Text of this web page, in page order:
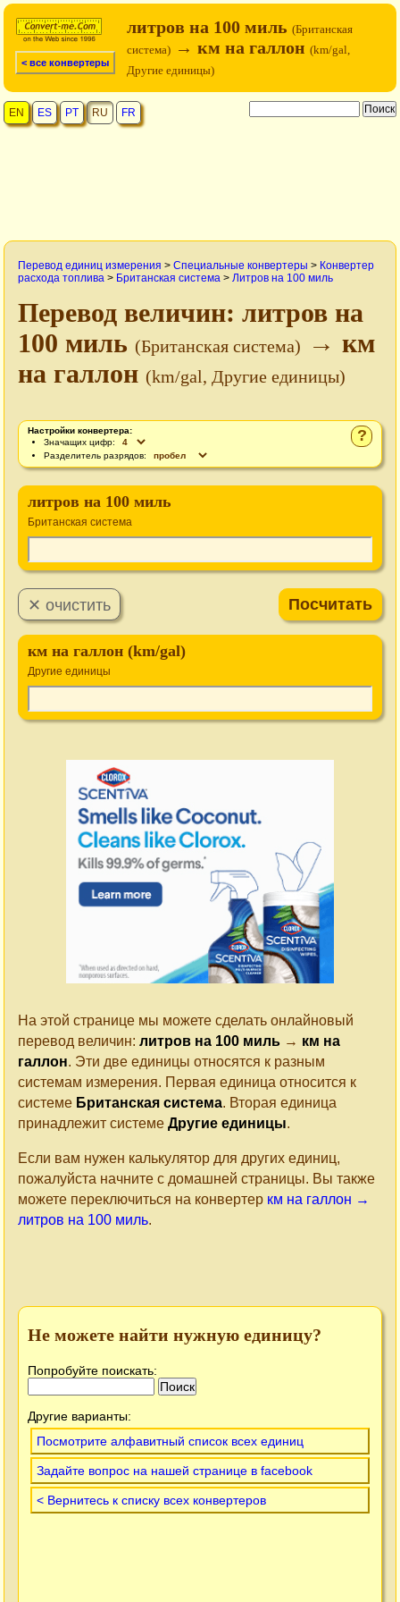
< все конвертеры
литров на 100 миль (Британская
система) → км на галлон (km/gal,
Другие единицы)
EN ES PT RU FR
Перевод единиц измерения > Специальные конвертеры > Конвертер
расхода топлива > Британская система > Литров на 100 миль
Перевод величин: литров на
100 миль (Британская система)
→ км
на галлон (km/gal, Другие единицы)
?
Настройки конвертера:
Значащих цифр:
Разделитель разрядов:
литров на 100 миль
Британская система
км на галлон (km/gal)
Другие единицы
На этой странице мы можете сделать онлайновый
перевод величин: литров на 100 миль → км на
галлон. Эти две единицы относятся к разным
системам измерения. Первая единица относится к
системе Британская система. Вторая единица
принадлежит системе Другие единицы.
Если вам нужен калькулятор для других единиц,
пожалуйста начните с домашней страницы. Вы также
можете переключиться на конвертер км на галлон →
литров на 100 миль.
Не можете найти нужную единицу?
Попробуйте поискать:
Другие варианты:
Посмотрите алфавитный список всех единиц
Задайте вопрос на нашей странице в facebook
< Вернитесь к списку всех конвертеров